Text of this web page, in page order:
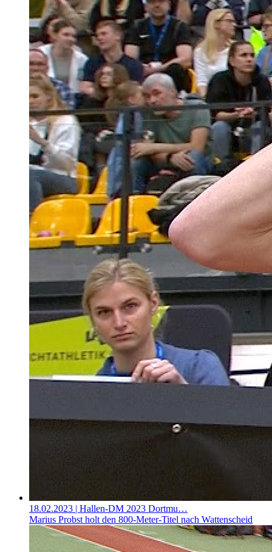
18.02.2023 | Hallen-DM 2023 Dortmu…
Marius Probst holt den 800-Meter-Titel nach Wattenscheid